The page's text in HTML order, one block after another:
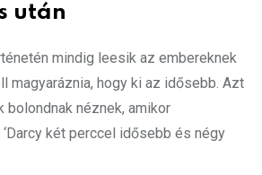
után
mindig leesik az embereknek
magyaráznia, hogy ki az idősebb. Azt
bolondnak néznek, amikor
két perccel idősebb és négy